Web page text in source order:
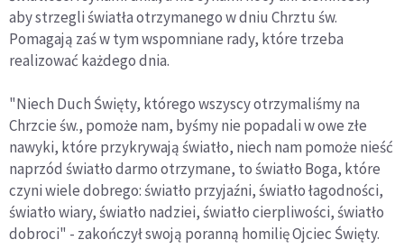
aby strzegli światła otrzymanego w dniu Chrztu św.
Pomagają zaś w tym wspomniane rady, które trzeba
realizować każdego dnia.
"Niech Duch Święty, którego wszyscy otrzymaliśmy na
Chrzcie św., pomoże nam, byśmy nie popadali w owe złe
nawyki, które przykrywają światło, niech nam pomoże nieść
naprzód światło darmo otrzymane, to światło Boga, które
czyni wiele dobrego: światło przyjaźni, światło łagodności,
światło wiary, światło nadziei, światło cierpliwości, światło
dobroci" - zakończył swoją poranną homilię Ojciec Święty.